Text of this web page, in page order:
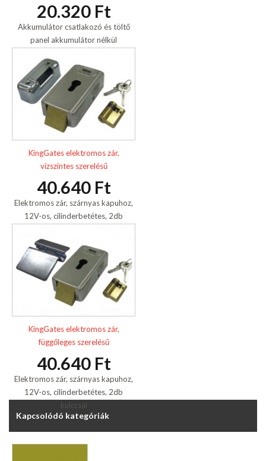
20.320 Ft
Akkumulátor csatlakozó és töltő
panel akkumulátor nélkül
KingGates elektromos zár,
vízszintes szerelésű
40.640 Ft
Elektromos zár, szárnyas kapuhoz,
12V-os, cilinderbetétes, 2db
KingGates elektromos zár,
függőleges szerelésű
40.640 Ft
Elektromos zár, szárnyas kapuhoz,
12V-os, cilinderbetétes, 2db
kulccsal
Kapcsolódó kategóriák